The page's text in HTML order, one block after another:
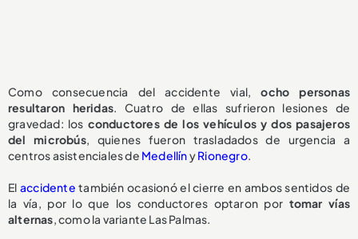
Como consecuencia del accidente vial,ocho personas
resultaron heridas. Cuatro de ellas sufrieron lesiones de
gravedad: los conductores de los vehículos y dos pasajeros
del microbús, quienes fueron trasladados de urgencia a
centros asistenciales de MedellínyRionegro.
El accidente también ocasionó el cierre en ambos sentidos de
la vía, por lo que los conductores optaron por tomar vías
alternas, como la variante Las Palmas.